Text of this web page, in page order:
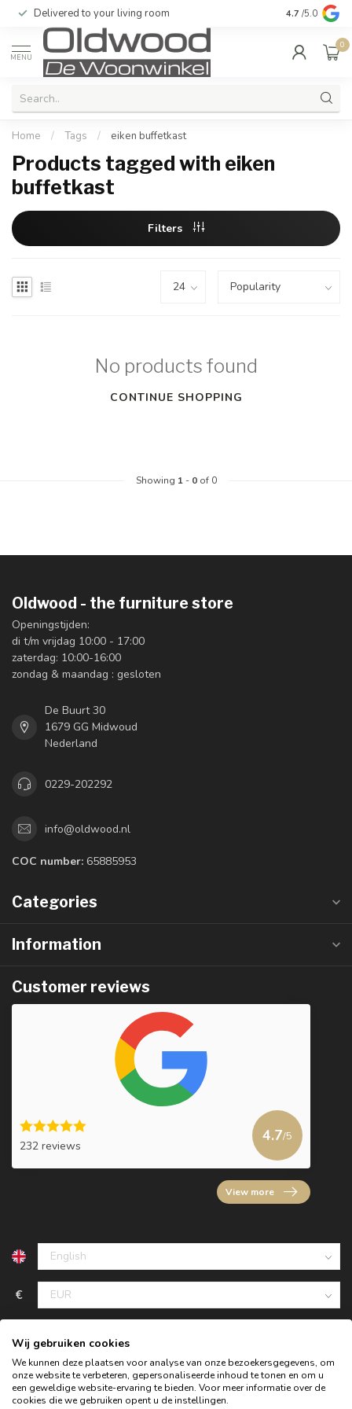
Delivered to your living room Quality &
4.7 /5.0
MENU
0
Home / Tags / eiken buffetkast
Products tagged with eiken
buffetkast
Filters
No products found
CONTINUE SHOPPING
Showing 1- 0of 0
Oldwood - the furniture store
Openingstijden:
di t/m vrijdag 10:00 - 17:00
zaterdag: 10:00-16:00
zondag & maandag : gesloten
De Buurt 30
1679 GG Midwoud
Nederland
0229-202292
info@oldwood.nl
COC number: 65885953
Categories
Information
Customer reviews
232 reviews
4.7/5
View more
€
Wij gebruiken cookies
We kunnen deze plaatsen voor analyse van onze bezoekersgegevens, om
onze website te verbeteren, gepersonaliseerde inhoud te tonen en om u
een geweldige website-ervaring te bieden. Voor meer informatie over de
cookies die we gebruiken opent u de instellingen.